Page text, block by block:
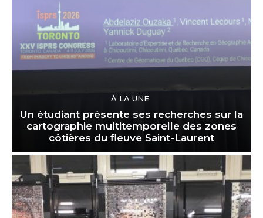
À LA UNE
Un étudiant présente ses recherches sur la
cartographie multitemporelle des zones
côtières du fleuve Saint-Laurent